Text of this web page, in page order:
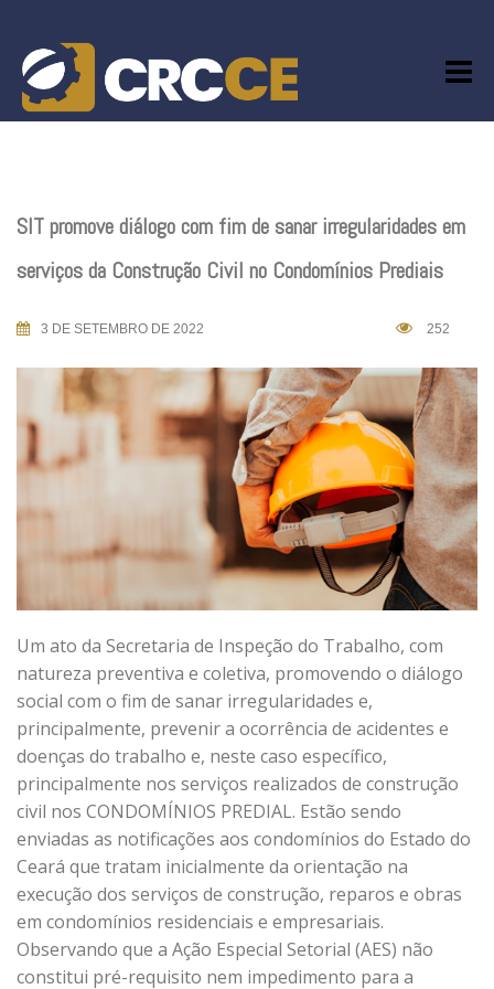
content
SIT promove diálogo com fim de sanar irregularidades em
serviços da Construção Civil no Condomínios Prediais
3 DE SETEMBRO DE 2022 252
Um ato da Secretaria de Inspeção do Trabalho, com
natureza preventiva e coletiva, promovendo o diálogo
social com o fim de sanar irregularidades e,
principalmente, prevenir a ocorrência de acidentes e
doenças do trabalho e, neste caso específico,
principalmente nos serviços realizados de construção
civil nos CONDOMÍNIOS PREDIAL. Estão sendo
enviadas as notificações aos condomínios do Estado do
Ceará que tratam inicialmente da orientação na
execução dos serviços de construção, reparos e obras
em condomínios residenciais e empresariais.
Observando que a Ação Especial Setorial (AES) não
constitui pré-requisito nem impedimento para a